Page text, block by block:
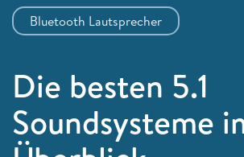
Bluetooth Lautsprecher
Die besten 5.1
Soundsysteme